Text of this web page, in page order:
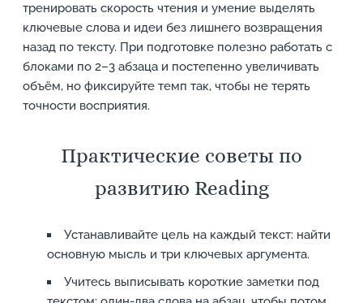
тренировать скорость чтения и умение выделять
ключевые слова и идеи без лишнего возвращения
назад по тексту. При подготовке полезно работать с
блоками по 2–3 абзаца и постепенно увеличивать
объём, но фиксируйте темп так, чтобы не терять
точности восприятия.
Практические советы по
развитию Reading
Устанавливайте цель на каждый текст: найти
основную мысль и три ключевых аргумента.
Учитесь выписывать короткие заметки под